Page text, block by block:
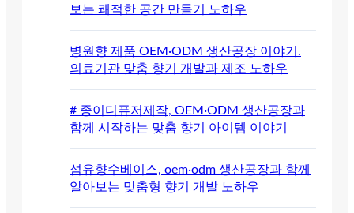
보는 쾌적한 공간 만들기 노하우
병원향 제품 OEM·ODM 생산공장 이야기.
의료기관 맞춤 향기 개발과 제조 노하우
# 종이디퓨저제작, OEM·ODM 생산공장과
함께 시작하는 맞춤 향기 아이템 이야기
섬유향수베이스, oem·odm 생산공장과 함께
알아보는 맞춤형 향기 개발 노하우